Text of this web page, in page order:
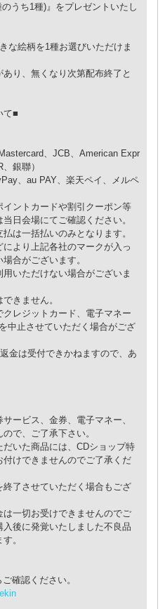
うち1種)』をプレゼントいたし
な絵柄を1種お選びいただけま
り、無くなり次第配布終了と
て■
、JCB、American Expr
銀聯）
、au PAY、楽天ペイ、メルペ
ントカードや割引クーポン等
日会場にてご確認ください。
は一括払いのみとなります。
より上記各社のマークが入っ
合がございます。
いただけない場合がございま
きません。
レジットカード、電子マネー
中止させていただく場合がござ
金は受付できかねますので、あ
ービス、金券、電子マネー、
で、ご了承下さい。
いた商品には、CDショップ特
けできませんのでご了承くだ
了させていただく場合もござ
一切お受けできませんのでご
後に発覚いたしました不良品
。
確認ください。